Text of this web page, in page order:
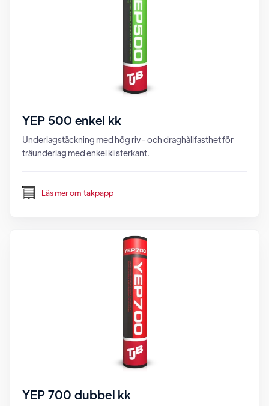
YEP 500 enkel kk
Underlagstäckning med hög riv- och draghållfasthet för
träunderlag med enkel klisterkant.
Läs mer om takpapp
YEP 700 dubbel kk